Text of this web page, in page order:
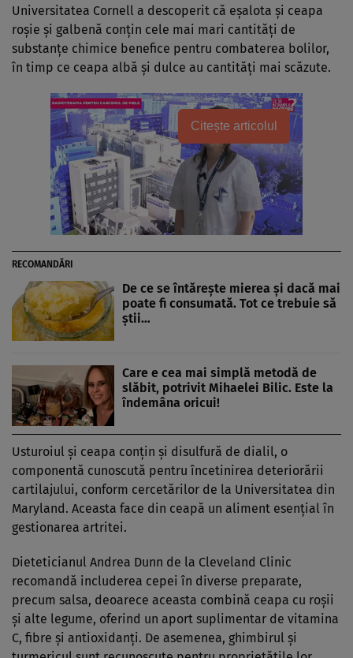
Universitatea Cornell a descoperit că eșalota și ceapa
roșie și galbenă conțin cele mai mari cantități de
substanțe chimice benefice pentru combaterea bolilor,
în timp ce ceapa albă și dulce au cantități mai scăzute.
Citește articolul
RECOMANDĂRI
De ce se întărește mierea și dacă mai
poate fi consumată. Tot ce trebuie să
știi…
Care e cea mai simplă metodă de
slăbit, potrivit Mihaelei Bilic. Este la
îndemâna oricui!
Usturoiul și ceapa conțin și disulfură de dialil, o
componentă cunoscută pentru încetinirea deteriorării
cartilajului, conform cercetărilor de la Universitatea din
Maryland. Aceasta face din ceapă un aliment esențial în
gestionarea artritei.
Dieteticianul Andrea Dunn de la Cleveland Clinic
recomandă includerea cepei în diverse preparate,
precum salsa, deoarece aceasta combină ceapa cu roșii
și alte legume, oferind un aport suplimentar de vitamina
C, fibre și antioxidanți. De asemenea, ghimbirul și